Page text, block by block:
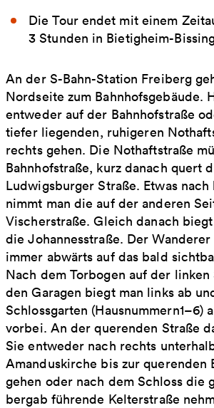
Die Tour endet mit einem
3 Stunden in Bietigheim-
An der S-Bahn-Station Freiberg
Nordseite zum Bahnhofsgebäude.
entweder auf der Bahnhofstraße
tiefer liegenden, ruhigeren
rechts gehen. Die Nothaftstraße
Bahnhofstraße, kurz danach quert
Ludwigsburger Straße. Etwas
nimmt man die auf der anderen
Vischerstraße. Gleich danach
die Johannesstraße. Der
immer abwärts auf das bald
Nach dem Torbogen auf der
den Garagen biegt man links ab
Schlossgarten (Hausnummern1–6)
vorbei. An der querenden Straße
Sie entweder nach rechts
Amanduskirche bis zur querenden
gehen oder nach dem Schloss die
bergab führende Kelterstraße